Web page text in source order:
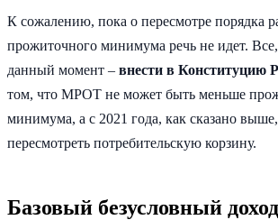
К сожалению, пока о пересмотре порядка
прожиточного минимума речь не идет.
данный момент – внести в Конституцию
том, что МРОТ не может быть меньше
минимума, а с 2021 года, как сказано
пересмотреть потребительскую корзину.
Базовый безусловный